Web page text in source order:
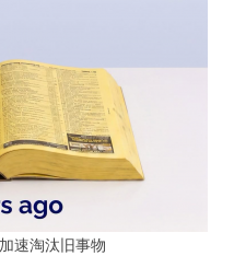
速淘汰旧事物